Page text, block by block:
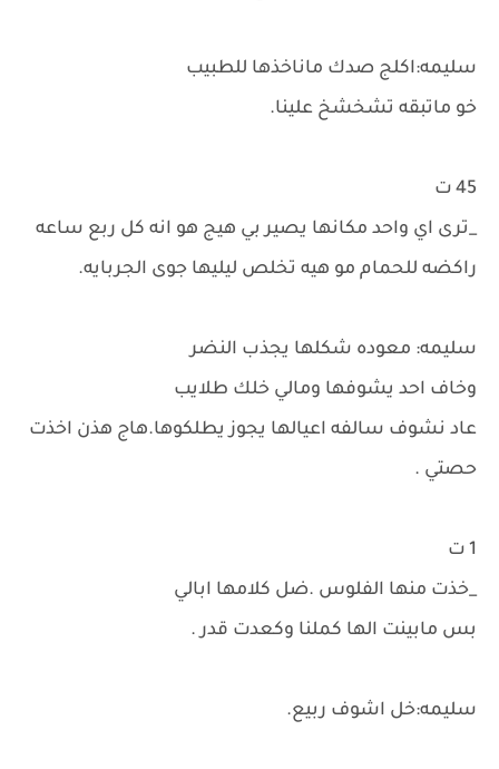
سليمه:اكلج صدك ماناخذها للطبيب
خو ماتبقه تشخشخ علينا.
45 ت
_ترى اي واحد مكانها يصير بي هيج هو انه كل ربع ساعه
راكضه للحمام مو هيه تخلص ليليها جوى الجربايه.
سليمه: معوده شكلها يجذب النضر
وخاف احد يشوفها ومالي خلك طلايب
عاد نشوف سالفه اعيالها يجوز يطلكوها.هاج هذن اخذت
حصتي .
1 ت
_خذت منها الفلوس .ضل كلامها ابالي
بس مابينت الها كملنا وكعدت قدر .
سليمه:خل اشوف ربيع.